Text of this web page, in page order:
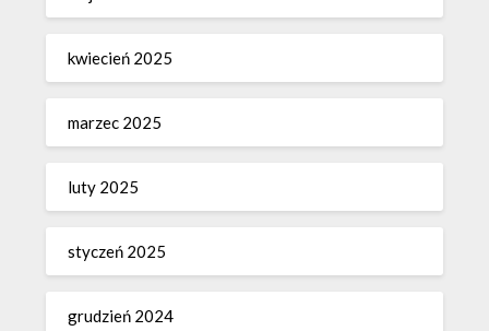
kwiecień 2025
marzec 2025
luty 2025
styczeń 2025
grudzień 2024